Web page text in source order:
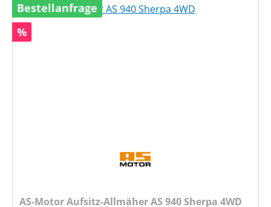
Bestellanfrage
Rabatt
%
AS-Motor Aufsitz-Allmäher AS 940 Sherpa 4WD